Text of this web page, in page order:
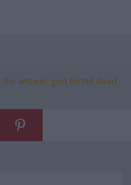
the answer god forbid dead